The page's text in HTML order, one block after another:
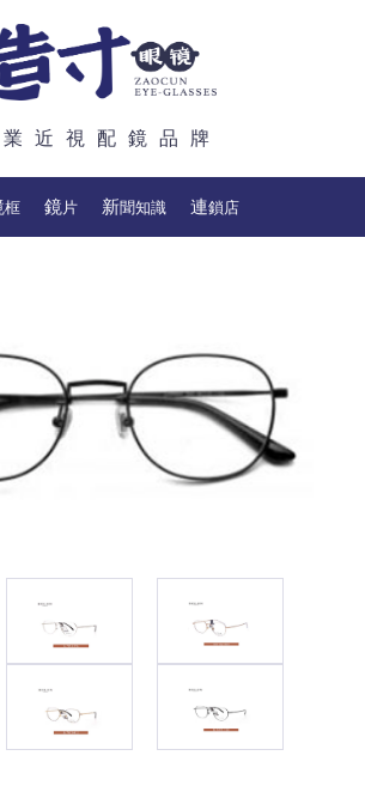
近視配鏡品牌
鏡框 鏡片 新聞知識 連鎖店